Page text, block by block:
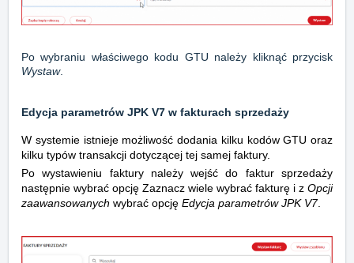
Po wybraniu właściwego kodu GTU należy kliknąć przycisk
Wystaw.
Edycja parametrów JPK V7 w fakturach sprzedaży
W systemie istnieje możliwość dodania kilku kodów GTU oraz
kilku typów transakcji dotyczącej tej samej faktury.
Po wystawieniu faktury należy wejść do faktur sprzedaży
następnie wybrać opcję Zaznacz wiele wybrać fakturę i z Opcji
zaawansowanych wybrać opcję Edycja parametrów JPK V7.